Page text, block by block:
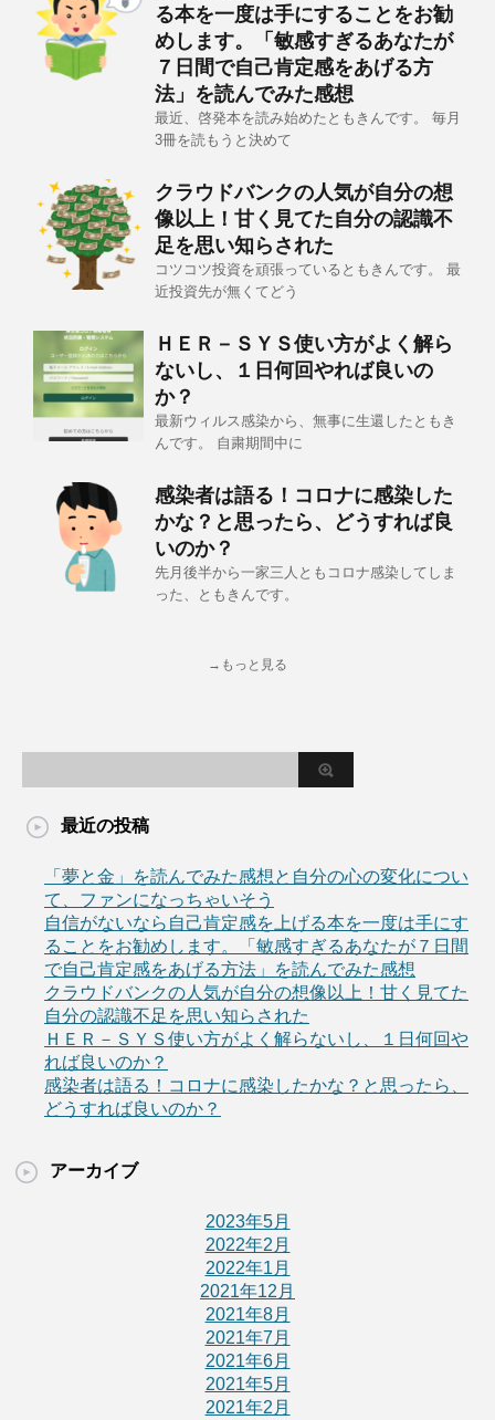
る本を一度は手にすることをお勧
めします。「敏感すぎるあなたが
７日間で自己肯定感をあげる方
法」を読んでみた感想
最近、啓発本を読み始めたともきんです。 毎月
3冊を読もうと決めて
クラウドバンクの人気が自分の想
像以上！甘く見てた自分の認識不
足を思い知らされた
コツコツ投資を頑張っているともきんです。 最
近投資先が無くてどう
ＨＥＲ－ＳＹＳ使い方がよく解ら
ないし、１日何回やれば良いの
か？
最新ウィルス感染から、無事に生還したともき
んです。 自粛期間中に
感染者は語る！コロナに感染した
かな？と思ったら、どうすれば良
いのか？
先月後半から一家三人ともコロナ感染してしま
った、ともきんです。
→もっと見る
最近の投稿
「夢と金」を読んでみた感想と自分の心の変化につい
て、ファンになっちゃいそう
自信がないなら自己肯定感を上げる本を一度は手にす
ることをお勧めします。「敏感すぎるあなたが７日間
で自己肯定感をあげる方法」を読んでみた感想
クラウドバンクの人気が自分の想像以上！甘く見てた
自分の認識不足を思い知らされた
ＨＥＲ－ＳＹＳ使い方がよく解らないし、１日何回や
れば良いのか？
感染者は語る！コロナに感染したかな？と思ったら、
どうすれば良いのか？
アーカイブ
2023年5月
2022年2月
2022年1月
2021年12月
2021年8月
2021年7月
2021年6月
2021年5月
2021年2月